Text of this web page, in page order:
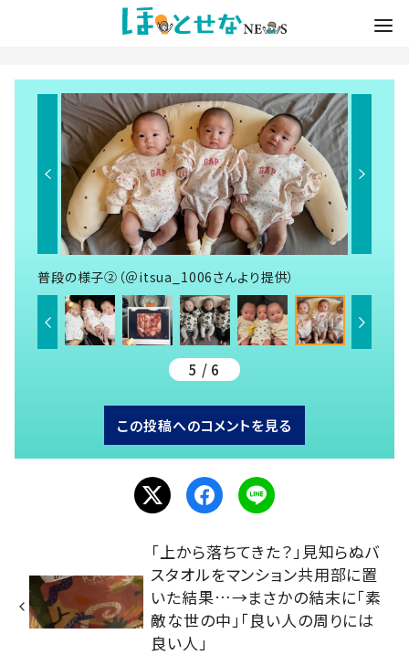
普段の様子②（＠itsua_1006さんより提供）
5 / 6
この投稿へのコメントを見る
「上から落ちてきた？」見知らぬバ
スタオルをマンション共用部に置
いた結果…→まさかの結末に「素
敵な世の中」「良い人の周りには
良い人」